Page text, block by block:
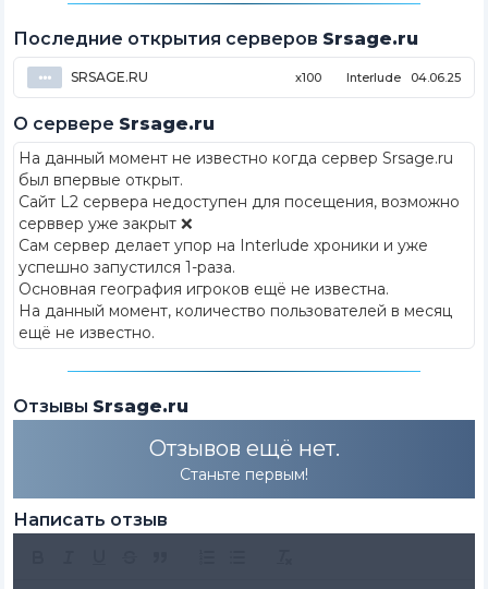
Последние открытия серверов Srsage.ru
⦁⦁⦁ SRSAGE.RU x100 Interlude 04.06.25
О сервере Srsage.ru
На данный момент не известно когда сервер Srsage.ru
был впервые открыт.
Сайт L2 сервера недоступен для посещения, возможно
серввер уже закрыт ❌
Сам сервер делает упор на Interlude хроники и уже
успешно запустился 1-раза.
Основная география игроков ещё не известна.
На данный момент, количество пользователей в месяц
ещё не известно.
Отзывы Srsage.ru
Отзывов ещё нет.
Станьте первым!
Написать отзыв